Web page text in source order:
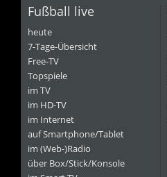
Fußball live
heute
7-Tage-Übersicht
Free-TV
Topspiele
im TV
im HD-TV
im Internet
auf Smartphone/Tablet
im (Web-)Radio
über Box/Stick/Konsole